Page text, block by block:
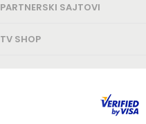
PARTNERSKI SAJTOVI
TV SHOP